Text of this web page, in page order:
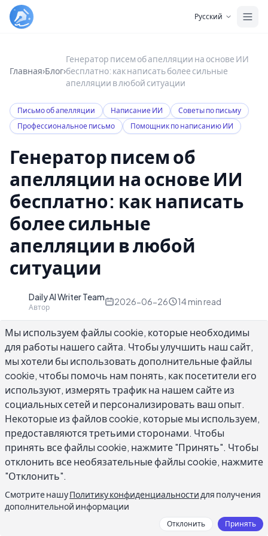
Русский
Главная›Блог›
Генератор писем об апелляции на основе ИИ
бесплатно: как написать более сильные
апелляции в любой ситуации
Письмо об апелляции Написание ИИ
Советы по письму
Профессиональное письмо
Помощник по написанию ИИ
Генератор писем об
апелляции на основе ИИ
бесплатно: как написать
более сильные
апелляции в любой
ситуации
Daily AI Writer Team
Автор
2026-06-26 14min read
Использование бесплатного генератора
писем об апелляции на основе ИИ дает вам
преимущество при столкновении с
отклоненным страховым требованием,
отклоненным заявлением о финансовой
помощи, школьной апелляцией или
приостановленным онлайн-аккаунтом.
Написание апелляции с нуля вызывает стресс,
поскольку на карту поставлены высокие
ставки и требуемый формат незнаком. ИИ
Мы используем файлы cookie, которые необходимы
для работы нашего сайта. Чтобы улучшить наш сайт,
мы хотели бы использовать дополнительные файлы
cookie, чтобы помочь нам понять, как посетители его
используют, измерять трафик на нашем сайте из
социальных сетей и персонализировать ваш опыт.
Некоторые из файлов cookie, которые мы используем,
предоставляются третьими сторонами. Чтобы
принять все файлы cookie, нажмите "Принять". Чтобы
отклонить все необязательные файлы cookie, нажмите
"Отклонить".
Смотрите нашуПолитику конфиденциальности для получения
дополнительной информации
Отклонить Принять